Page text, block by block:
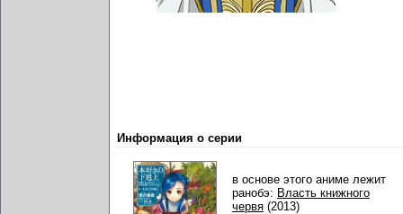
Информация о серии
в основе этого аниме лежит
ранобэ: Власть книжного
червя (2013)